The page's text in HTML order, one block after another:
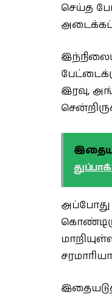
செய்த
இரவு,
அப்போது